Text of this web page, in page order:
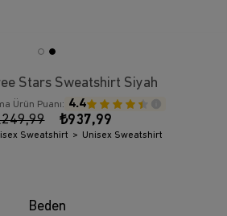
Stars Sweatshirt Siyah
Ürün Puanı: 4.4
₺937,99
Sweatshirt Unisex Sweatshirt
Beden